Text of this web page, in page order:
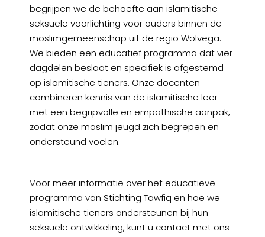
begrijpen we de behoefte aan islamitische
seksuele voorlichting voor ouders binnen de
moslimgemeenschap uit de regio Wolvega.
We bieden een educatief programma dat vier
dagdelen beslaat en specifiek is afgestemd
op islamitische tieners. Onze docenten
combineren kennis van de islamitische leer
met een begripvolle en empathische aanpak,
zodat onze moslim jeugd zich begrepen en
ondersteund voelen.
Voor meer informatie over het educatieve
programma van Stichting Tawfiq en hoe we
islamitische tieners ondersteunen bij hun
seksuele ontwikkeling, kunt u contact met ons